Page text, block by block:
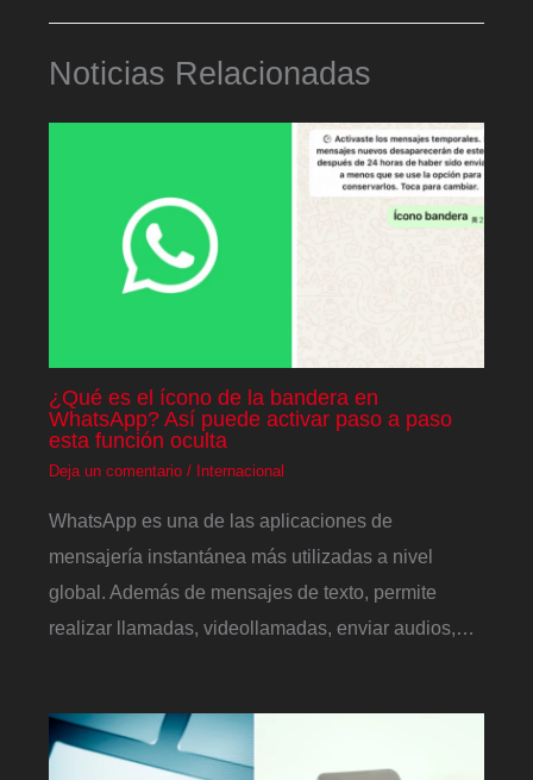
Noticias Relacionadas
¿Qué es el ícono de la bandera en
WhatsApp? Así puede activar paso a paso
esta función oculta
Deja un comentario / Internacional
WhatsApp es una de las aplicaciones de
mensajería instantánea más utilizadas a nivel
global. Además de mensajes de texto, permite
realizar llamadas, videollamadas, enviar audios,…